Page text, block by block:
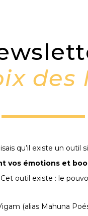
des
qu’il existe un outil
vos émotions et
Cet outil existe : le
(alias Mahuna